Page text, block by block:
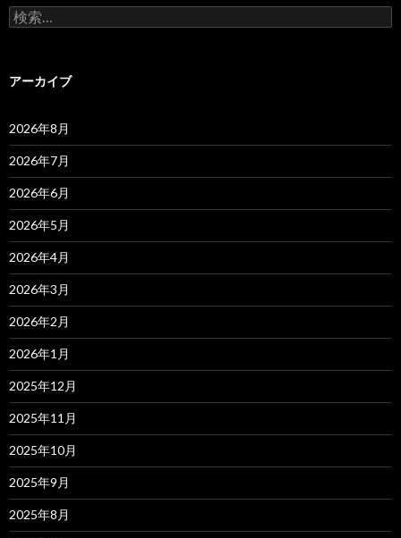
検
索:
アーカイブ
2026年8月
2026年7月
2026年6月
2026年5月
2026年4月
2026年3月
2026年2月
2026年1月
2025年12月
2025年11月
2025年10月
2025年9月
2025年8月